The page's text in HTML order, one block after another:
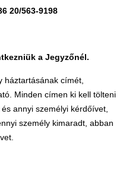
20/563-9198
a Jegyzőnél.
háztartásának címét,
Minden címen ki kell tölteni
annyi személyi kérdőívet,
személy kimaradt, abban